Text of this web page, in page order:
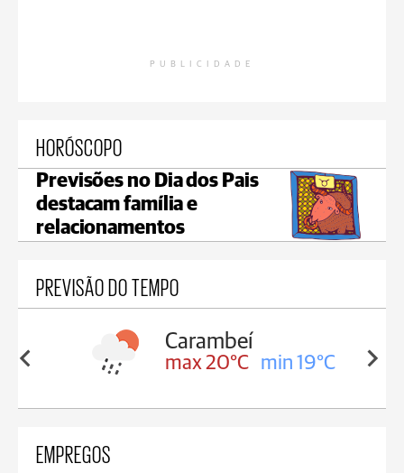
PUBLICIDADE
HORÓSCOPO
Previsões no Dia dos Pais
destacam família e
relacionamentos
PREVISÃO DO TEMPO
19°C
Carambeí
max 20°C min 19°C
EMPREGOS